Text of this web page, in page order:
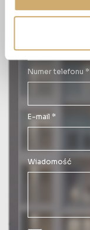
Numer telefonu *
E-mail *
Wiadomość